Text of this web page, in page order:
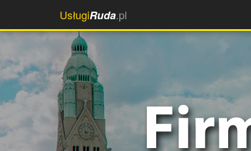
UsługiRuda.pl